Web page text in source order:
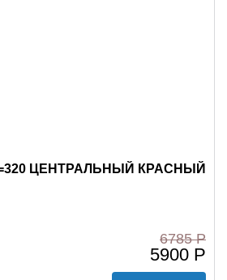
ЦЕНТРАЛЬНЫЙ КРАСНЫЙ
6785 Р
5900 Р